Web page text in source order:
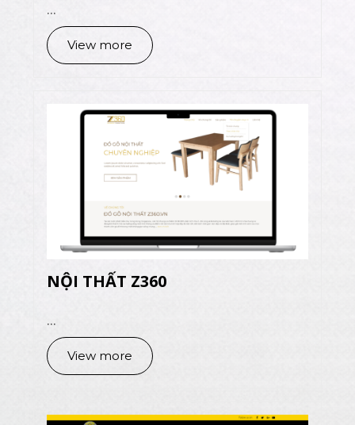
...
View more
NỘI THẤT Z360
...
View more